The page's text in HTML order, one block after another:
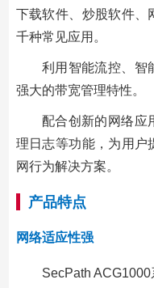
下载软件、炒股软件、
千种常见应用。
利用智能流控、智
强大的带宽管理特性。
配合创新的网络应
理日志等功能，为用户
网行为解决方案。
产品特点
网络适应性强
SecPath